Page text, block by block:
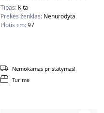
Tipas: Kita
Prekės ženklas: Nenurodyta
Plotis cm:97
Turime
Nemokamas pristatymas!